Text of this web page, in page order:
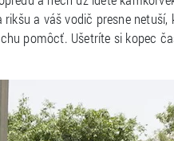
a váš vodič presne netuší,
pomôcť. Ušetríte si kopec